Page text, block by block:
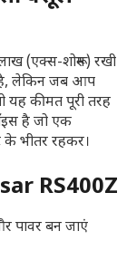
(एक्स-शोरूम) रखी
है, लेकिन जब आप
यह कीमत पूरी तरह
है जो एक
भीतर रहकर।
RS400Z